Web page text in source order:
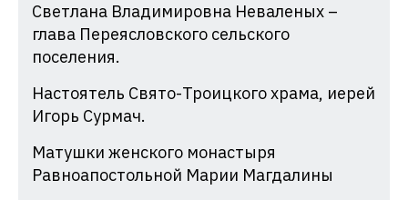
Светлана Владимировна Неваленых –
глава Переясловского сельского
поселения.
Настоятель Свято-Троицкого храма, иерей
Игорь Сурмач.
Матушки женского монастыря
Равноапостольной Марии Магдалины